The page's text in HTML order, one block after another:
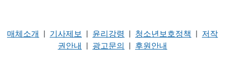
매체소개 | 기사제보 | 윤리강령 | 청소년보호정책 | 저작
권안내 | 광고문의 | 후원안내